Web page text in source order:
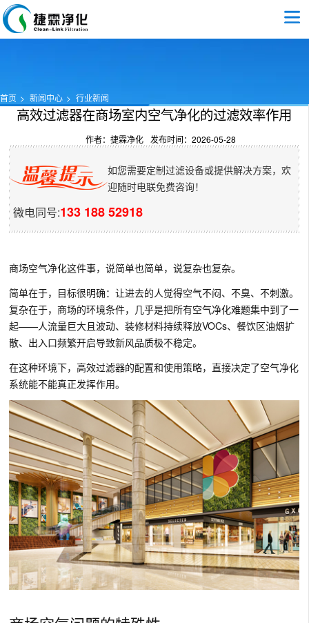
首页 新闻中心 行业新闻
高效过滤器在商场室内空气净化的过滤效率作用​
作者：捷霖净化 发布时间：2026-05-28
如您需要定制过滤设备或提供解决方案，欢
迎随时电联免费咨询！
微电同号:133 188 52918
商场空气净化这件事，说简单也简单，说复杂也复杂。
简单在于，目标很明确：让进去的人觉得空气不闷、不臭、不刺激。
复杂在于，商场的环境条件，几乎是把所有空气净化难题集中到了一
起——人流量巨大且波动、装修材料持续释放VOCs、餐饮区油烟扩
散、出入口频繁开启导致新风品质极不稳定。
在这种环境下，高效过滤器的配置和使用策略，直接决定了空气净化
系统能不能真正发挥作用。